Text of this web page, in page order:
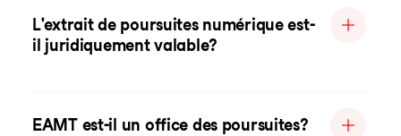
L'extrait de poursuites numérique est-
il juridiquement valable?
EAMT est-il un office des poursuites?